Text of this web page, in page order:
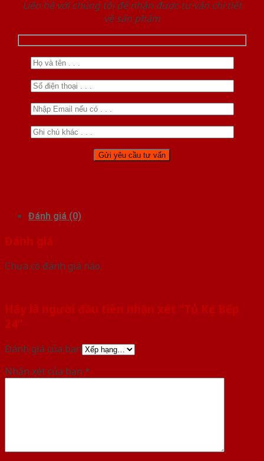
Liên hệ với chúng tôi để nhận được tư vấn chi tiết
về sản phẩm
Đánh giá (0)
Đánh giá
Chưa có đánh giá nào.
Hãy là người đầu tiên nhận xét “Tủ Kệ Bếp
24”
Đánh giá của bạn
Nhận xét của bạn *